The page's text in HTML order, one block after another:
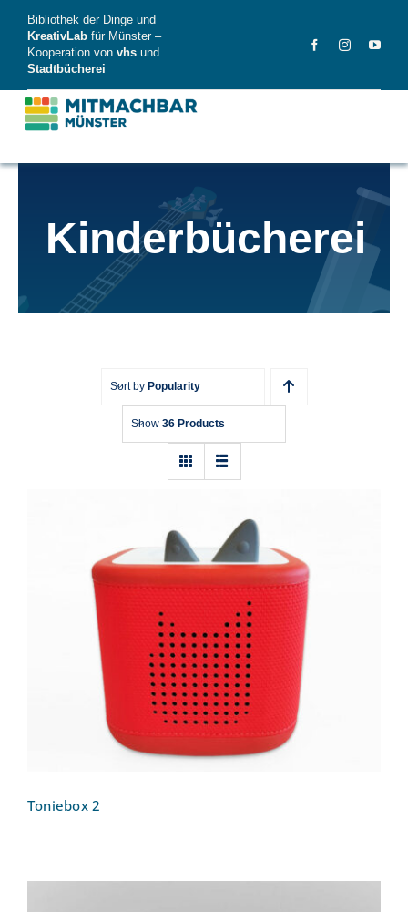
content
Bibliothek der Dinge und
KreativLab für Münster –
Kooperation von vhs und
Stadtbücherei
Dinge
News
Kinderbücherei
Sort by Popularity
Show 36 Products
Toniebox 2
Toniebox 2